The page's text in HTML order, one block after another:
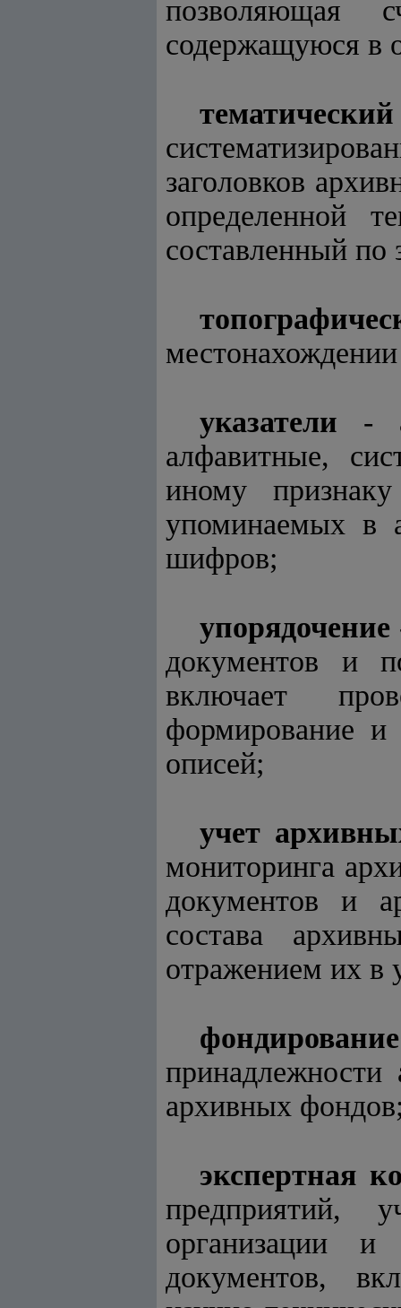
позволяющая
содержащуюся в
заголовков
определенной
составленный по
указатели -
алфавитные,
иному
упоминаемых в
шифров;
упорядочение
документов и
включает
формирование и
описей;
учет
мониторинга
документов и
состава
отражением их в
фондирование
принадлежности
архивных
экспертная
предприятий,
организации и
документов,